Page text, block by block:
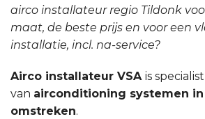
airco installateur regio Tildonk
maat, de beste prijs en voor een
installatie, incl. na-service?
Airco installateur VSA is
van airconditioning systemen
omstreken.